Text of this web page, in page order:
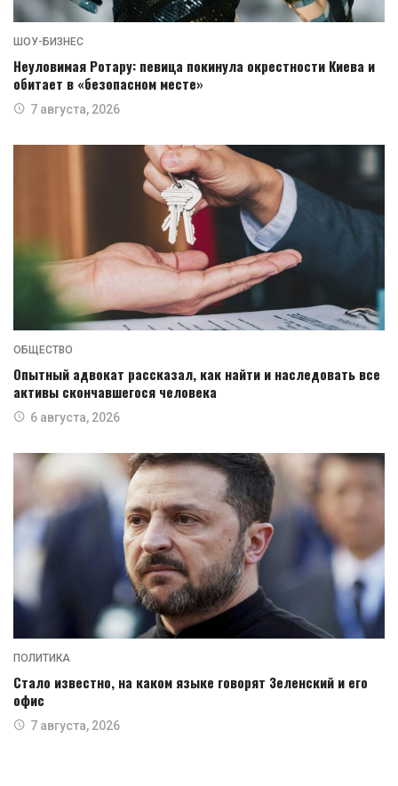
ШОУ-БИЗНЕС
Неуловимая Ротару: певица покинула окрестности Киева и
обитает в «безопасном месте»
7 августа, 2026
ОБЩЕСТВО
Опытный адвокат рассказал, как найти и наследовать все
активы скончавшегося человека
6 августа, 2026
ПОЛИТИКА
Стало известно, на каком языке говорят Зеленский и его
офис
7 августа, 2026